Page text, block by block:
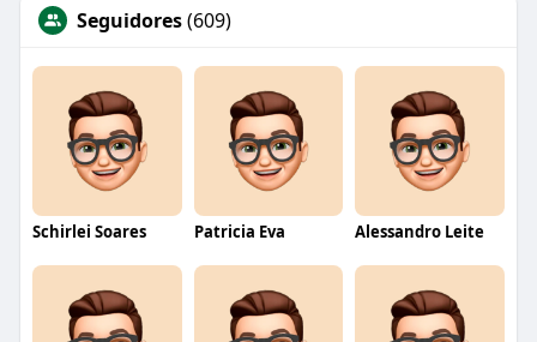
Seguidores(609)
Schirlei Soares Patricia Eva Alessandro Leite